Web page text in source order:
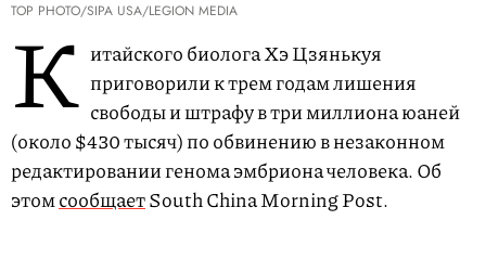
TOP PHOTO/SIPA USA/LEGION MEDIA
К итайского биолога Хэ Цзянькуя
приговорили к трем годам лишения
свободы и штрафу в три миллиона юаней
(около $430 тысяч) по обвинению в незаконном
редактировании генома эмбриона человека. Об
этомсообщаетSouth China Morning Post.